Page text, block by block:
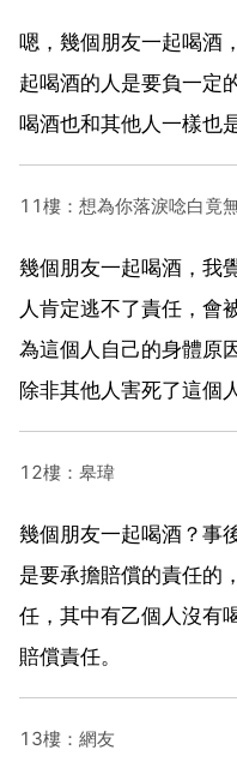
嗯，幾個朋友一起喝酒
起喝酒的人是要負一定
喝酒也和其他人一樣也
11樓：想為你落淚唸白竟
幾個朋友一起喝酒，我
人肯定逃不了責任，會
為這個人自己的身體原
除非其他人害死了這個
12樓：皋瑋
幾個朋友一起喝酒？事
是要承擔賠償的責任的
任，其中有乙個人沒有
賠償責任。
13樓：網友